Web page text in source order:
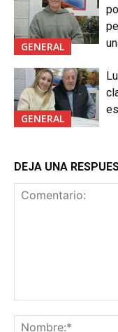
GENERAL
GENERAL
DEJA UNA